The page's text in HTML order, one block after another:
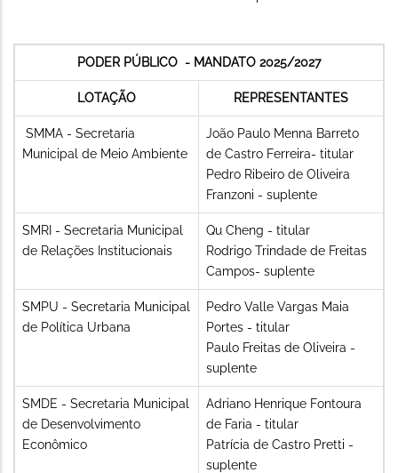
PODER PÚBLICO - MANDATO 2025/2027
LOTAÇÃO REPRESENTANTES
SMMA - Secretaria
Municipal de Meio Ambiente
João Paulo Menna Barreto
de Castro Ferreira- titular
Pedro Ribeiro de Oliveira
Franzoni - suplente
SMRI - Secretaria Municipal
de Relações Institucionais
Qu Cheng - titular
Rodrigo Trindade de Freitas
Campos- suplente
SMPU - Secretaria Municipal
de Política Urbana
Pedro Valle Vargas Maia
Portes - titular
Paulo Freitas de Oliveira -
suplente
SMDE - Secretaria Municipal
de Desenvolvimento
Econômico
Adriano Henrique Fontoura
de Faria - titular
Patrícia de Castro Pretti -
suplente